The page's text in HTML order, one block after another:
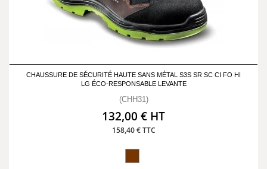
CHAUSSURE DE SÉCURITÉ HAUTE SANS MÉTAL S3S SR SC CI FO HI
LG ÉCO-RESPONSABLE LEVANTE
(CHH31)
132,00 € HT
158,40 € TTC